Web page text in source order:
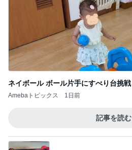
ネイボール ボール片手にすべり台挑戦
Amebaトピックス 1日前
記事を読む